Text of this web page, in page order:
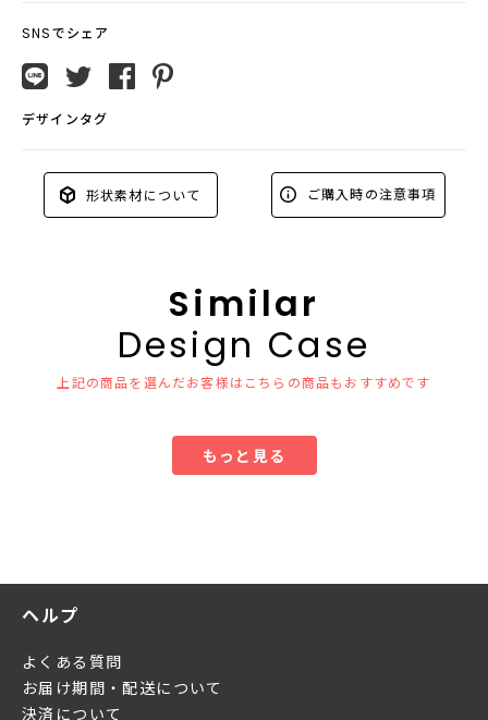
SNSでシェア
デザインタグ
形状素材について ご購入時の注意事項
Similar
Design Case
上記の商品を選んだお客様はこちらの商品もおすすめです
もっと見る
ヘルプ
よくある質問
お届け期間・配送について
決済について